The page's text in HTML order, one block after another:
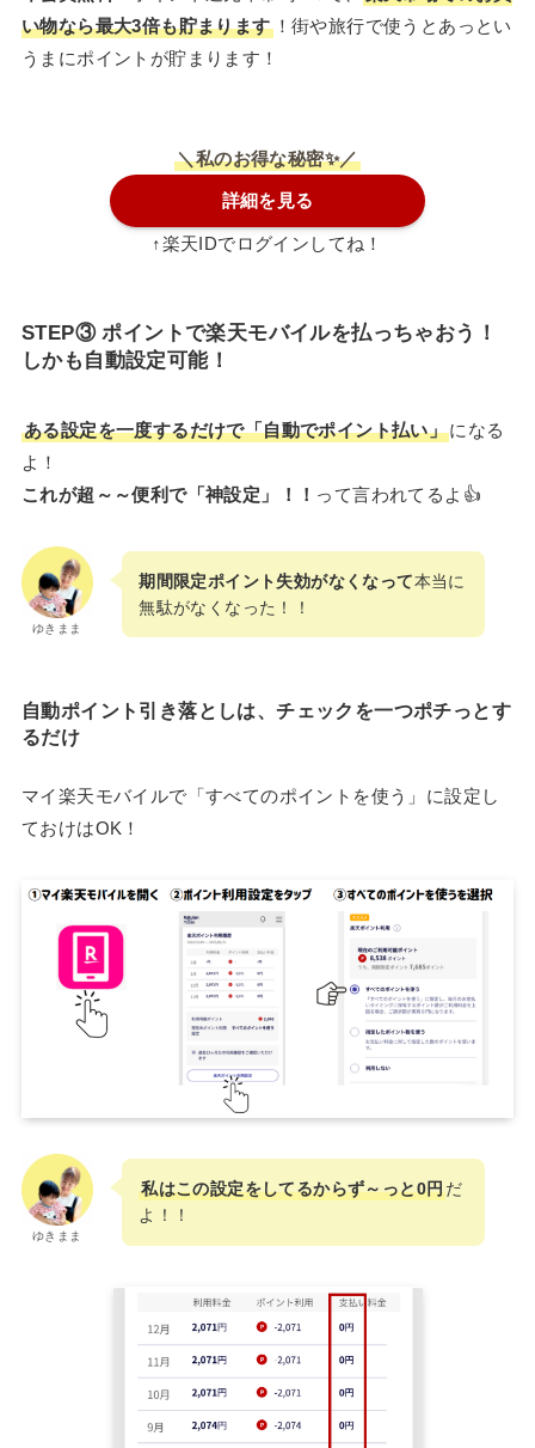
い物なら最大3倍も貯まります！街や旅行で使うとあっとい
うまにポイントが貯まります！
＼私のお得な秘密✨／
詳細を見る
↑楽天IDでログインしてね！
STEP③ ポイントで楽天モバイルを払っちゃおう！
しかも自動設定可能！
ある設定を一度するだけで「自動でポイント払い」になる
よ！
これが超～ ～便利で「神設定」！！ って言われてるよ👍
ゆきまま
期間限定ポイント失効がなくなって本当に
無駄がなくなった！！
自動ポイント引き落としは、チェックを一つポチっとす
るだけ
マイ楽天モバイルで「すべてのポイントを使う」に設定し
ておけはOK！
ゆきまま
私はこの設定をしてるからず～っと0円だ
よ！！